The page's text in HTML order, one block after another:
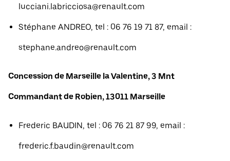
lucciani.labricciosa@renault.com
Stéphane ANDREO, tel : 06 76 19 71 87, email :
stephane.andreo@renault.com
Concession de Marseille la Valentine, 3 Mnt
Commandant de Robien, 13011 Marseille
Frederic BAUDIN, tel : 06 76 21 87 99, email :
frederic.f.baudin@renault.com